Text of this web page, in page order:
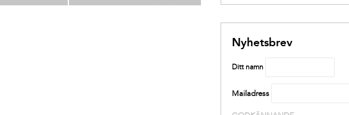
Nyhetsbrev
Ditt namn
Mailadress